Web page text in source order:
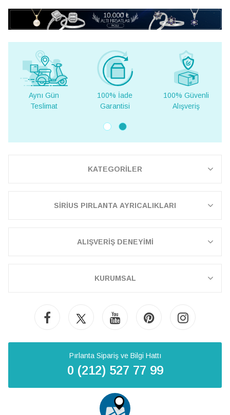
Aynı Gün
Teslimat
100% İade
Garantisi
100% Güvenli
Alışveriş
KATEGORİLER
SİRİUS PIRLANTA AYRICALIKLARI
ALIŞVERİŞ DENEYİMİ
KURUMSAL
Pırlanta Sipariş ve Bilgi Hattı
0 (212) 527 77 99